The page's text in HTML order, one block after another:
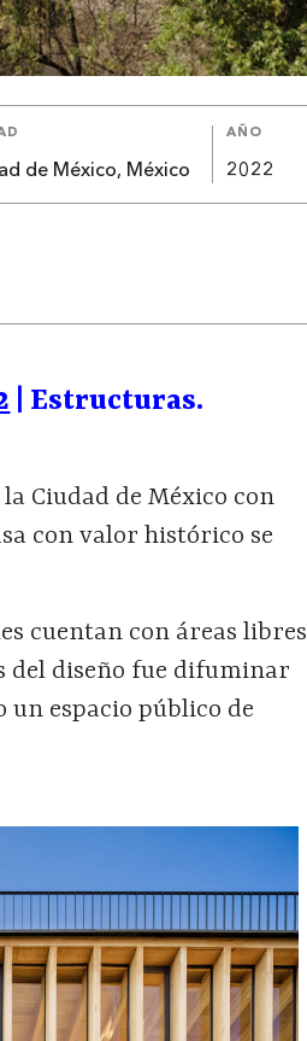
de México, México
AÑO
2022
| Estructuras.
Ciudad de México con
con valor histórico se
cuentan con áreas libres
del diseño fue difuminar
espacio público de